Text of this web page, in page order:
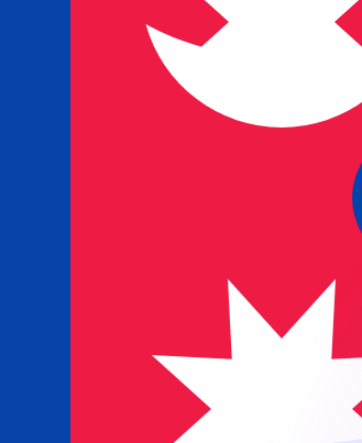
立即咨询货币专家。
我们可以提供比竞争对
我仅的仅仅器会使用中期市仅仅率。仅仅
BAM NPR 今日汇率
將 波斯尼亚可兑换马尔卡 转换为 尼泊尔卢比
Rate information of BAM/NPR currency
pair